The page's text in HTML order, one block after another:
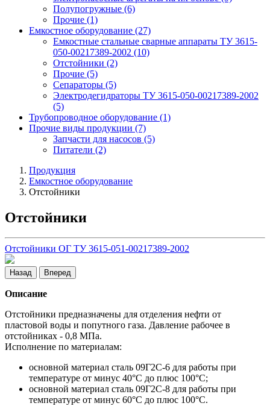
Полупогружные (6)
Прочие (1)
Емкостное оборудование (27)
Емкостные стальные сварные аппараты ТУ 3615-
050-00217389-2002 (10)
Отстойники (2)
Прочие (5)
Сепараторы (5)
Электродегидраторы ТУ 3615-050-00217389-2002
(5)
Трубопроводное оборудование (1)
Прочие виды продукции (7)
Запчасти для насосов (5)
Питатели (2)
Продукция
Емкостное оборудование
Отстойники
Отстойники
Отстойники ОГ ТУ 3615-051-00217389-2002
Назад Вперед
Описание
Отстойники предназначены для отделения нефти от
пластовой воды и попутного газа. Давление рабочее в
отстойниках - 0,8 МПа.
Исполнение по материалам:
основной материал сталь 09Г2С-6 для работы при
температуре от минус 40°С до плюс 100°С;
основной материал сталь 09Г2С-8 для работы при
температуре от минус 60°С до плюс 100°С.